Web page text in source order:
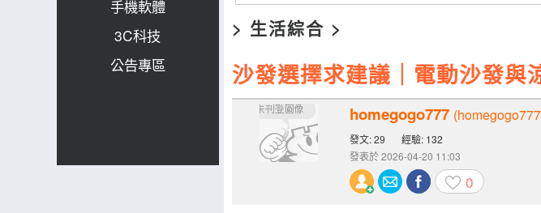
手機軟體
3C科技
公告專區
> 生活綜合 >
沙發選擇求建議｜電動沙發與
homegogo777
發文: 29
經驗: 132
發表於 2026-04-20 11:03
0